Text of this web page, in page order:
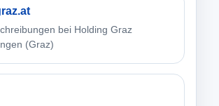
bei Holding Graz
(Graz)